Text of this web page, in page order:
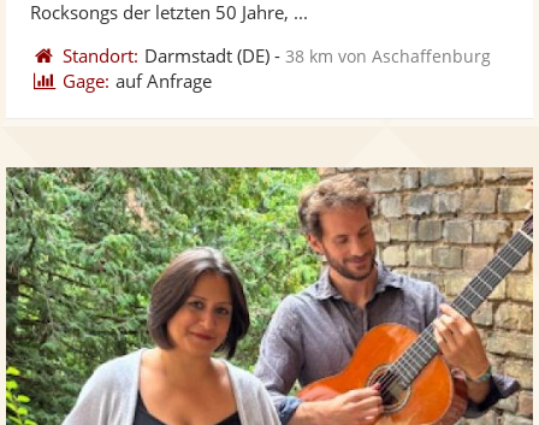
Rocksongs der letzten 50 Jahre, ...
Standort: Darmstadt (DE) -38 km von Aschaffenburg
Gage: auf Anfrage